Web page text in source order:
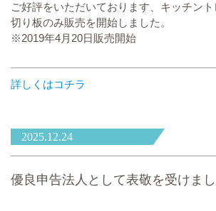
ご好評をいただいております、キッチン
切り板のみ販売を開始しました。
※2019年4月20日販売開始
詳しくはコチラ
2025.12.24
優良申告法人として表敬を受けま